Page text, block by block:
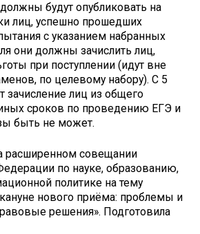
будут опубликовать на
лиц, успешно прошедших
с указанием набранных
они должны зачислить лиц,
при поступлении (идут вне
по целевому набору). С 5
зачисление лиц из общего
сроков по проведению ЕГЭ и
быть не может.
расширенном совещании
по науке, образованию,
политике на тему
нового приёма: проблемы и
решения». Подготовила